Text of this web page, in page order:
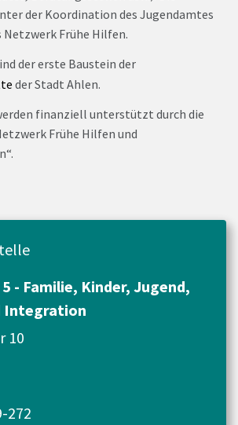
der Koordination des Jugendamtes
Netzwerk Frühe Hilfen.
der erste Baustein der
der Stadt Ahlen.
finanziell unterstützt durch die
Frühe Hilfen und
- Familie, Kinder, Jugend,
Integration
10
272